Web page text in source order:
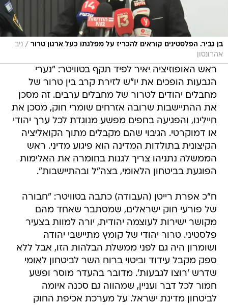
בן גביר. הפלסטינים קוראים להכריז על מפלגתו כעל ארגון טרור / ניב
אהרונסון
ראש האופוזיציה יאיר לפיד תקף בטוויטר: "נערי
הגבעות הופכים את יו"ש לזירת קרב בין טרור של
מחבלים יהודים לטרור של מחבלים ערבים. זה מסכן
את ההתיישבות שרובה אזרחים שומרי חוק, מסכן את
חיילינו, והפגיעה בחפים מפשע מנוגדת לכל ערך יהודי
או דמוקרטי. הגיבוי שהם מקבלים מתוך הקואליציה
הקיצונית בתולדות המדינה הוא פיגוע מדיני. ראש
הממשלה נתניהו צריך לגנות בחומרה את האלימות
הפוגעת בביטחון הלאומי, בצה"ל ובהתיישבות".
ח"כ אפרת רייטן (העבודה) כתבה בטוויטר: "חבורה
של פורעי חוק ישראלים, שמסתבר שאחד מהם
מקושר ישירות לעוצמה יהודית, יורה למוות בצעיר
פלסטיני. טרור יהודי של קומץ מתיישבי יהודה
ושומרון היה גם לפני ממשלת הבלהות הזו, אבל ללא
ספק מקבל עידוד וביטוי ברוח השר לביטחון לאומי
שדרש 'רוצו לגבעות'. מדובר בהעדר מוסר ופשע
חמור לכל דבר ועניין, שמהווה גם סכנה איומה
לביטחון מדינת ישראל. על מערכת אכיפת החוק